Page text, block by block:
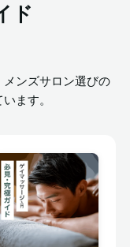
ド
ンズサロン選びの
ます。